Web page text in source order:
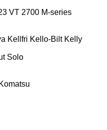
VT 2700 M-series
Kellfri Kello-Bilt Kelly
Solo
Komatsu